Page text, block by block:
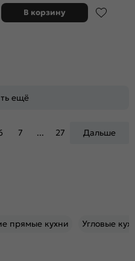
В корзину
ещё
7 ... 27 Дальше
прямые кухни Угловые